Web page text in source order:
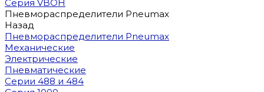
Серия VBOH
Пневмораспределители Pneumax
Назад
Пневмораспределители Pneumax
Механические
Электрические
Пневматические
Серии 488 и 484